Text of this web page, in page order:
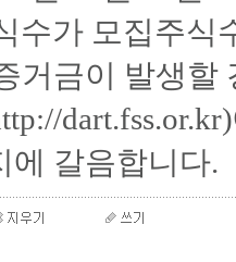
수가 모집주식
거금이 발생할
에 갈음합니다.